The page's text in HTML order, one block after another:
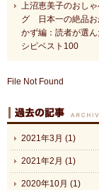
上沼恵美子のおし
グ 日本一の絶品
かず編：読者が選
シピベスト100
File Not Found
2021年3月 (1)
2021年2月 (1)
2020年10月 (1)